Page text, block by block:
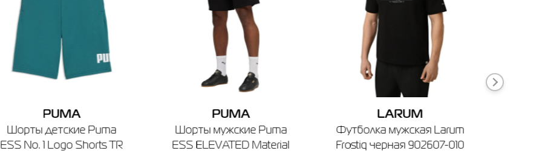
размер
140
Примерить онлайн
Одесса
Выберите размер
Имя
PUMA
Шорты детские Puma
ESS No. 1 Logo Shorts TR
PUMA
Шорты мужские Puma
ESS ELEVATED Material
LARUM
Футболка мужская Larum
Frostiq черная 902607-010